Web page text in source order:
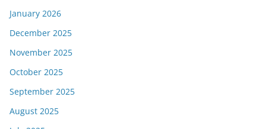
January 2026
December 2025
November 2025
October 2025
September 2025
August 2025